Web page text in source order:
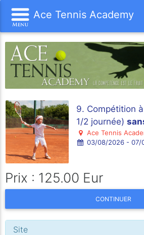
Ace Tennis Academy
9. Compétition
1/2 journée)
Ace Tennis
03/08/2026 - 07/
Prix : 125.00 Eur
CONTINUER
Site